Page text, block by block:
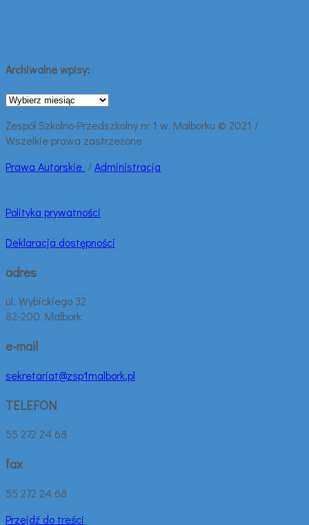
Archiwalne wpisy:
Archiwalne
Zespół Szkolno-Przedszkolny nr 1 w Malborku © 2021 /
Wszelkie prawa zastrzeżone
Prawa Autorskie /Administracja
Polityka prywatności
Deklaracja dostępności
adres
ul. Wybickiego 32
82-200 Malbork
e-mail
sekretariat@zsp1malbork.pl
TELEFON
55 272 24 68
fax
55 272 24 68
Przejdź do treści